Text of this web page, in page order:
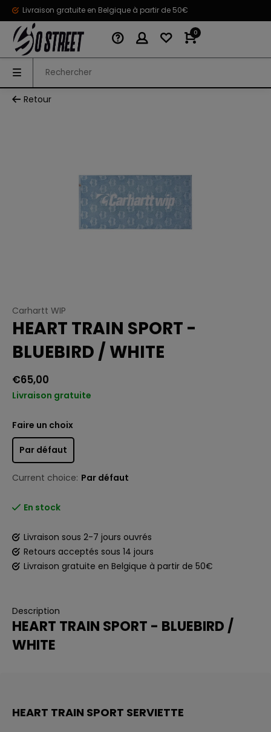
Livraison gratuite en Belgique à partir de 50€
0
Retour
Carhartt WIP
HEART TRAIN SPORT -
BLUEBIRD / WHITE
€65,00
Livraison gratuite
Faire un choix
Par défaut
Current choice: Par défaut
En stock
Livraison sous 2-7 jours ouvrés
Retours acceptés sous 14 jours
Livraison gratuite en Belgique à partir de 50€
Description
HEART TRAIN SPORT - BLUEBIRD /
WHITE
HEART TRAIN SPORT SERVIETTE